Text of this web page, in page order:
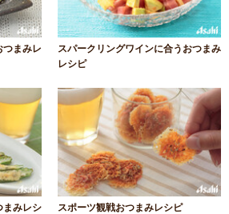
つまみレ
スパークリングワインに合うおつまみ
レシピ
まみレシ
スポーツ観戦おつまみレシピ